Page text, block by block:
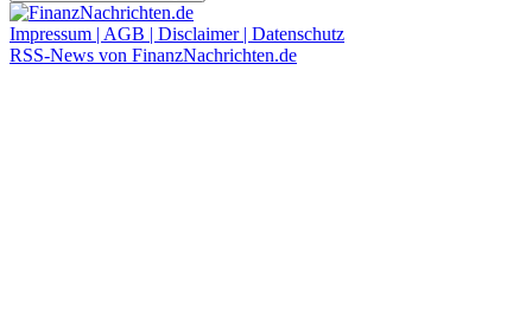
Impressum | AGB | Disclaimer | Datenschutz
RSS-News von FinanzNachrichten.de